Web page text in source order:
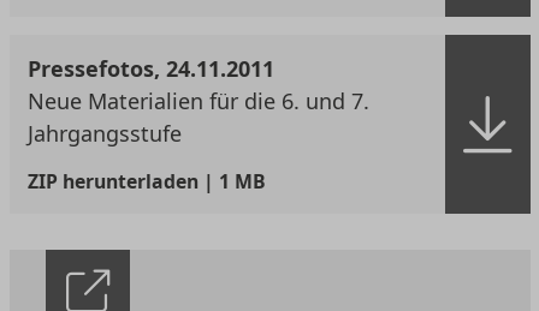
Pressefotos, 24.11.2011
Neue Materialien für die 6. und 7.
Jahrgangsstufe
ZIP herunterladen | 1 MB